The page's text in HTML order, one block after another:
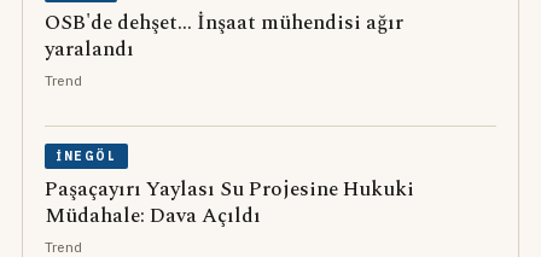
OSB'de dehşet... İnşaat mühendisi ağır
yaralandı
Trend
İNEGÖL
Paşaçayırı Yaylası Su Projesine Hukuki
Müdahale: Dava Açıldı
Trend